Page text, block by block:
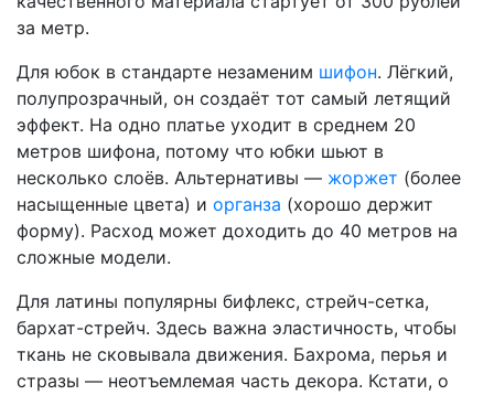
за метр.
Для юбок в стандарте незаменимшифон. Лёгкий,
полупрозрачный, он создаёт тот самый летящий
эффект. На одно платье уходит в среднем 20
метров шифона, потому что юбки шьют в
несколько слоёв. Альтернативы —жоржет(более
насыщенные цвета) и органза(хорошо держит
форму). Расход может доходить до 40 метров на
сложные модели.
Для латины популярны бифлекс, стрейч-сетка,
бархат-стрейч. Здесь важна эластичность, чтобы
ткань не сковывала движения. Бахрома, перья и
стразы — неотъемлемая часть декора. Кстати, о